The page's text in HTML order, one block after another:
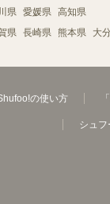
県 愛媛県 高知県
県 長崎県 熊本県 大
の使い方
シュ